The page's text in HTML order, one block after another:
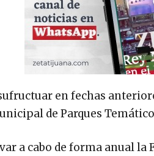
en fechas
de Parques
a cabo de forma anual